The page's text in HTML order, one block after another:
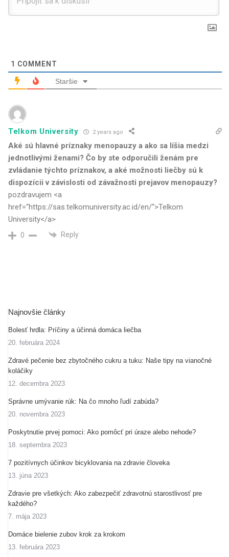
1 COMMENT
Staršie
Telkom University 2 years ago
Aké sú hlavné príznaky menopauzy a ako sa líšia medzi
jednotlivými ženami? Čo by ste odporučili ženám pre
zvládanie týchto príznakov, a aké možnosti liečby sú k
dispozícii v závislosti od závažnosti prejavov menopauzy?
pozdravujem <a
href=“https://sas.telkomuniversity.ac.id/en/“>Telkom
University</a>
0 Reply
Najnovšie články
Bolesť hrdla: Príčiny a účinná domáca liečba
20. februára 2024
Zdravé pečenie bez zbytočného cukru a tuku: Naše tipy na vianočné
koláčiky
12. decembra 2023
Správne umývanie rúk: Na čo mnoho ľudí zabúda?
20. novembra 2023
Poskytnutie prvej pomoci: Ako pomôcť pri úraze alebo nehode?
18. septembra 2023
7 pozitívnych účinkov bicyklovania na zdravie človeka
13. júna 2023
Zdravie pre všetkých: Ako zabezpečiť zdravotnú starostlivosť pre
každého?
7. mája 2023
Domáce bielenie zubov krok za krokom
13. februára 2023